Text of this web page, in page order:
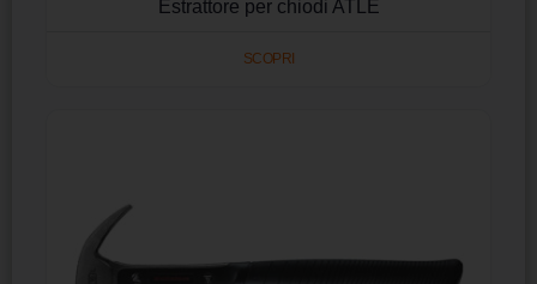
Estrattore per chiodi ATLE
SCOPRI